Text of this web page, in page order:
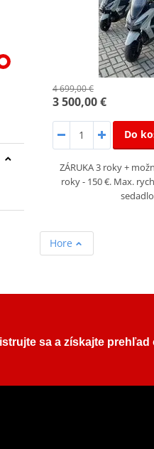
4 699,00 €
3 500,00 €
Do
ZÁRUKA 3 roky +
roky - 150 €. Max.
Hore
sa a získajte